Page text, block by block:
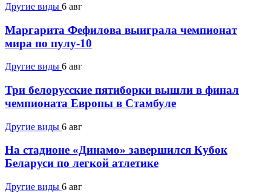
Другие виды 6 авг
Маргарита Фефилова выиграла чемпионат
мира по пулу-10
Другие виды 6 авг
Три белорусские пятиборки вышли в финал
чемпионата Европы в Стамбуле
Другие виды 6 авг
На стадионе «Динамо» завершился Кубок
Беларуси по легкой атлетике
Другие виды 6 авг